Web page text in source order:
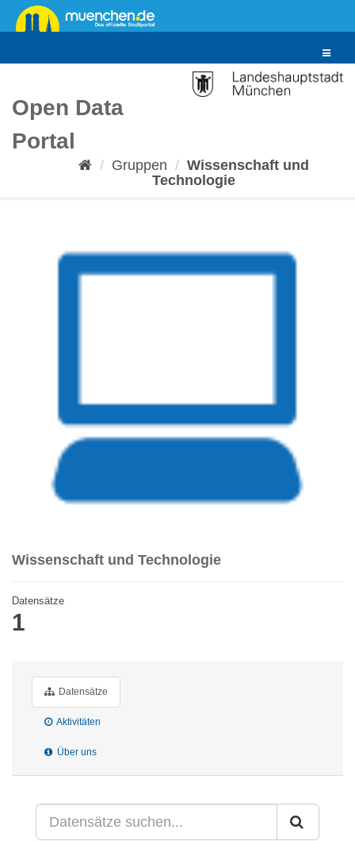
Überspringen
zum
Toggle
Open Data
Portal
Gruppen
Wissenschaft und
Technologie
Wissenschaft und Technologie
Datensätze
1
Datensätze
Aktivitäten
Über uns